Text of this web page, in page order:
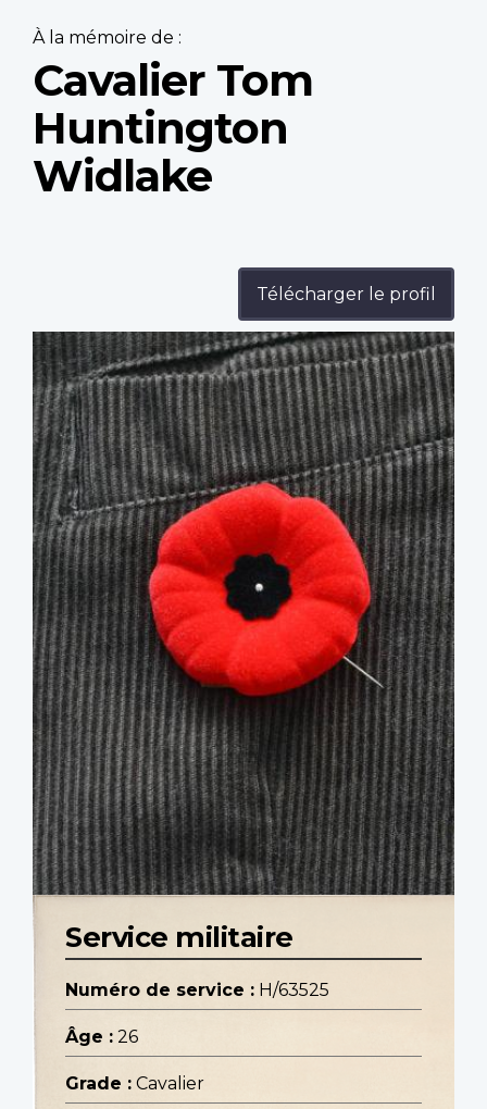
À la mémoire de :
Cavalier Tom
Huntington
Widlake
Télécharger le profil
Profile
image
Service militaire
Numéro de service : H/63525
Âge : 26
Grade : Cavalier